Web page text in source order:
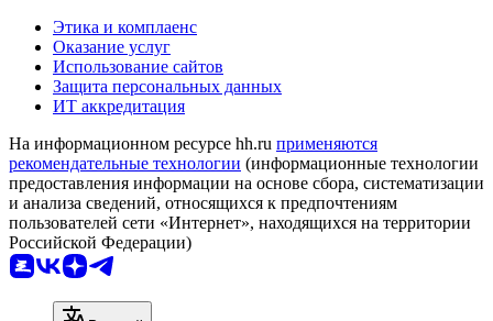
Этика и комплаенс
Оказание услуг
Использование сайтов
Защита персональных данных
ИТ аккредитация
На информационном ресурсе hh.ru применяются
рекомендательные технологии (информационные технологии
предоставления информации на основе сбора, систематизации
и анализа сведений, относящихся к предпочтениям
пользователей сети «Интернет», находящихся на территории
Российской Федерации)